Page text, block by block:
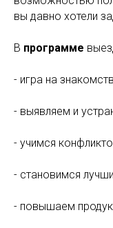
вы давно хотели
В программе
- игра на
- выявляем и
- учимся
- становимся
- повышаем